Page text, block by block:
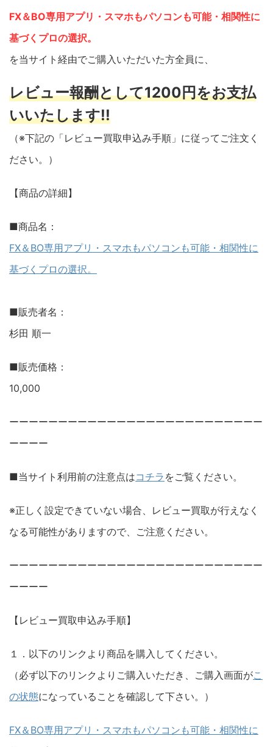
FX＆BO専用アプリ・スマホもパソコンも可能・相関性に
基づくプロの選択。
を当サイト経由でご購入いただいた方全員に、
レビュー報酬として1200円をお支払
いいたします!!
（※下記の「レビュー買取申込み手順」に従ってご注文く
ださい。）
【商品の詳細】
■商品名：
FX＆BO専用アプリ・スマホもパソコンも可能・相関性に
基づくプロの選択。
■販売者名：
杉田 順一
■販売価格：
10,000
ーーーーーーーーーーーーーーーーーーーーーーーーーー
ーーーー
■当サイト利用前の注意点はコチラ をご覧ください。
※正しく設定できていない場合、レビュー買取が行えなく
なる可能性がありますので、ご注意ください。
ーーーーーーーーーーーーーーーーーーーーーーーーーー
ーーーー
【レビュー買取申込み手順】
１．以下のリンクより商品を購入してください。
（必ず以下のリンクよりご購入いただき、ご購入画面がこ
の状態になっていることを確認して下さい。）
FX＆BO専用アプリ・スマホもパソコンも可能・相関性に